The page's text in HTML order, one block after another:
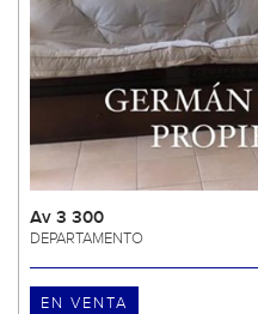
Av 3 300
DEPARTAMENTO
EN VENTA